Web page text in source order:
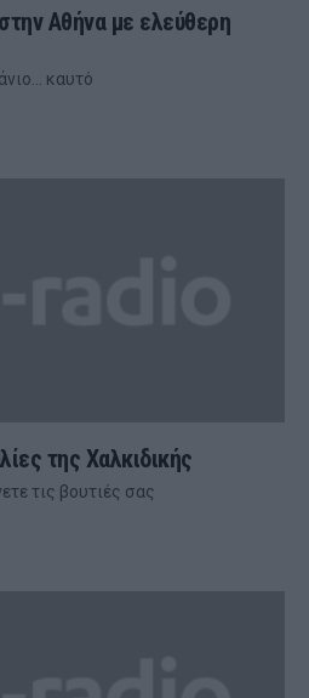
Αθήνα με ελεύθερη
καυτό
της Χαλκιδικής
τις βουτιές σας